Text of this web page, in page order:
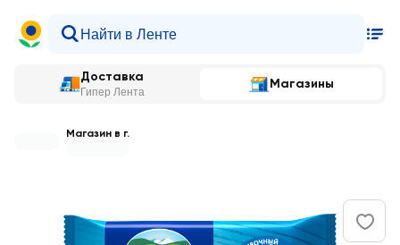
Доставка
Гипер Лента
Магазины
Магазин в г.